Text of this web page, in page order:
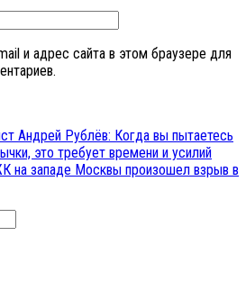
и адрес сайта в этом браузере для
Андрей Рублёв: Когда вы пытаетесь
это требует времени и усилий
на западе Москвы произошел взрыв в